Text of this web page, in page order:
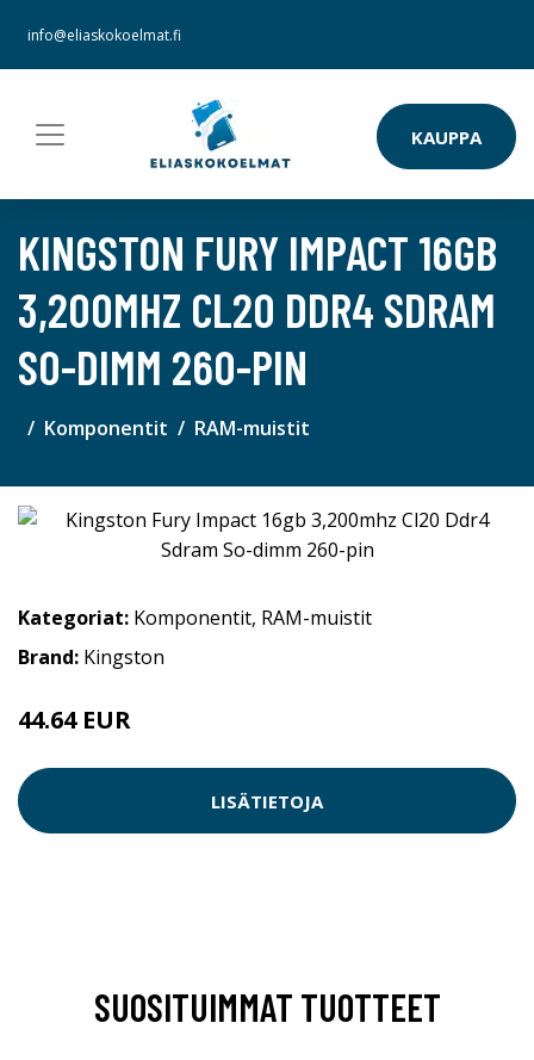
info@eliaskokoelmat.fi
KAUPPA
KINGSTON FURY IMPACT 16GB
3,200MHZ CL20 DDR4 SDRAM
SO-DIMM 260-PIN
Komponentit RAM-muistit
Kategoriat: Komponentit, RAM-muistit
Brand: Kingston
44.64 EUR
LISÄTIETOJA
SUOSITUIMMAT TUOTTEET